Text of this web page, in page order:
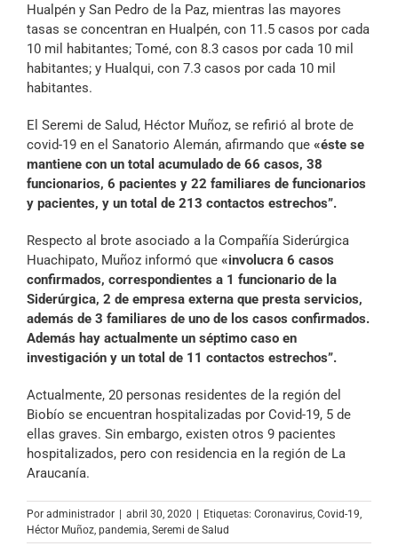
Hualpén y San Pedro de la Paz, mientras las mayores
tasas se concentran en Hualpén, con 11.5 casos por cada
10 mil habitantes; Tomé, con 8.3 casos por cada 10 mil
habitantes; y Hualqui, con 7.3 casos por cada 10 mil
habitantes.
El Seremi de Salud, Héctor Muñoz, se refirió al brote de
covid-19 en el Sanatorio Alemán, afirmando que «éste se
mantiene con un total acumulado de 66 casos, 38
funcionarios, 6 pacientes y 22 familiares de funcionarios
y pacientes, y un total de 213 contactos estrechos”.
Respecto al brote asociado a la Compañía Siderúrgica
Huachipato, Muñoz informó que «involucra 6 casos
confirmados, correspondientes a 1 funcionario de la
Siderúrgica, 2 de empresa externa que presta servicios,
además de 3 familiares de uno de los casos confirmados.
Además hay actualmente un séptimo caso en
investigación y un total de 11 contactos estrechos”.
Actualmente, 20 personas residentes de la región del
Biobío se encuentran hospitalizadas por Covid-19, 5 de
ellas graves. Sin embargo, existen otros 9 pacientes
hospitalizados, pero con residencia en la región de La
Araucanía.
Por administrador abril 30, 2020 Etiquetas: Coronavirus, Covid-19,
Héctor Muñoz, pandemia, Seremi de Salud